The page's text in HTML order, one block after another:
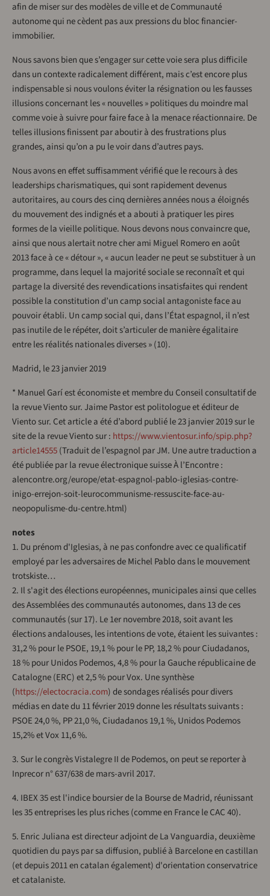
afin de miser sur des modèles de ville et de Communauté
autonome qui ne cèdent pas aux pressions du bloc financier-
immobilier.
Nous savons bien que s’engager sur cette voie sera plus difficile
dans un contexte radicalement différent, mais c’est encore plus
indispensable si nous voulons éviter la résignation ou les fausses
illusions concernant les « nouvelles » politiques du moindre mal
comme voie à suivre pour faire face à la menace réactionnaire. De
telles illusions finissent par aboutir à des frustrations plus
grandes, ainsi qu’on a pu le voir dans d’autres pays.
Nous avons en effet suffisamment vérifié que le recours à des
leaderships charismatiques, qui sont rapidement devenus
autoritaires, au cours des cinq dernières années nous a éloignés
du mouvement des indignés et a abouti à pratiquer les pires
formes de la vieille politique. Nous devons nous convaincre que,
ainsi que nous alertait notre cher ami Miguel Romero en août
2013 face à ce « détour », « aucun leader ne peut se substituer à un
programme, dans lequel la majorité sociale se reconnaît et qui
partage la diversité des revendications insatisfaites qui rendent
possible la constitution d’un camp social antagoniste face au
pouvoir établi. Un camp social qui, dans l’État espagnol, il n’est
pas inutile de le répéter, doit s’articuler de manière égalitaire
entre les réalités nationales diverses » (10).
Madrid, le 23 janvier 2019
* Manuel Garí est économiste et membre du Conseil consultatif de
la revue Viento sur. Jaime Pastor est politologue et éditeur de
Viento sur. Cet article a été d’abord publié le 23 janvier 2019 sur le
site de la revue Viento sur : https://www.vientosur.info/spip.php?
article14555(Traduit de l’espagnol par JM. Une autre traduction a
été publiée par la revue électronique suisse À l’Encontre :
alencontre.org/europe/etat-espagnol-pablo-iglesias-contre-
inigo-errejon-soit-leurocommunisme-ressuscite-face-au-
neopopulisme-du-centre.html)
notes
1. Du prénom d'Iglesias, à ne pas confondre avec ce qualificatif
employé par les adversaires de Michel Pablo dans le mouvement
trotskiste…
2. Il s'agit des élections européennes, municipales ainsi que celles
des Assemblées des communautés autonomes, dans 13 de ces
communautés (sur 17). Le 1er novembre 2018, soit avant les
élections andalouses, les intentions de vote, étaient les suivantes :
31,2 % pour le PSOE, 19,1 % pour le PP, 18,2 % pour Ciudadanos,
18 % pour Unidos Podemos, 4,8 % pour la Gauche républicaine de
Catalogne (ERC) et 2,5 % pour Vox. Une synthèse
(https://electocracia.com) de sondages réalisés pour divers
médias en date du 11 février 2019 donne les résultats suivants :
PSOE 24,0 %, PP 21,0 %, Ciudadanos 19,1 %, Unidos Podemos
15,2% et Vox 11,6 %.
3. Sur le congrès Vistalegre II de Podemos, on peut se reporter à
Inprecor n° 637/638 de mars-avril 2017.
4. IBEX 35 est l'indice boursier de la Bourse de Madrid, réunissant
les 35 entreprises les plus riches (comme en France le CAC 40).
5. Enric Juliana est directeur adjoint de La Vanguardia, deuxième
quotidien du pays par sa diffusion, publié à Barcelone en castillan
(et depuis 2011 en catalan également) d'orientation conservatrice
et catalaniste.